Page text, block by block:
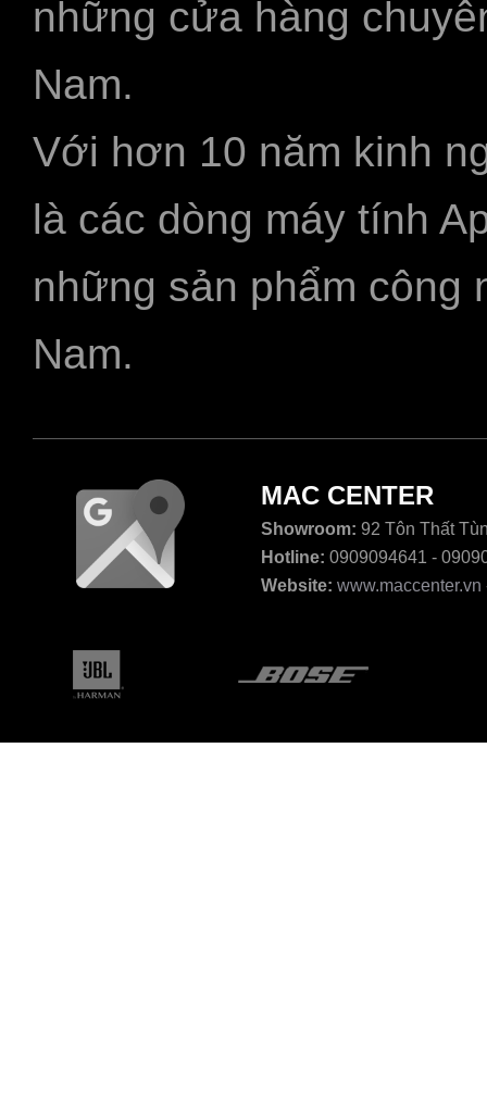
những cửa hàng
Nam.
Với hơn 10 năm kinh
là các dòng máy tính
những sản phẩm công
Nam.
MAC CENTER
Showroom: 92 Tôn Thất
Hotline: 0909094641 -
Website: www.maccenter.vn